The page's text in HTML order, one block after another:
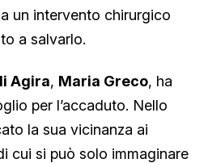
un intervento chirurgico
a salvarlo.
Agira, Maria Greco, ha
per l’accaduto. Nello
la sua vicinanza ai
cui si può solo immaginare